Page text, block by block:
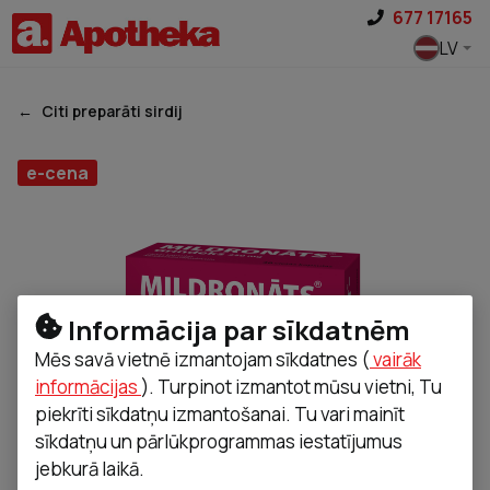
677 17165
LV
Citi preparāti sirdij
e-cena
Informācija par sīkdatnēm
Mēs savā vietnē izmantojam sīkdatnes (vairāk
informācijas ). Turpinot izmantot mūsu vietni, Tu
piekrīti sīkdatņu izmantošanai. Tu vari mainīt
sīkdatņu un pārlūkprogrammas iestatījumus
jebkurā laikā.